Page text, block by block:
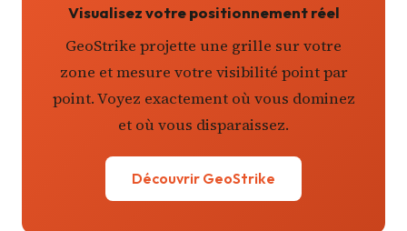
Visualisez votre positionnement réel
GeoStrike projette une grille sur votre
zone et mesure votre visibilité point par
point. Voyez exactement où vous dominez
et où vous disparaissez.
Découvrir GeoStrike